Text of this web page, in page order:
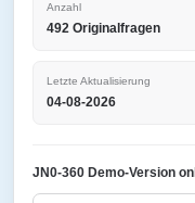
Anzahl
492 Originalfragen
Letzte Aktualisierung
04-08-2026
JN0-360 Demo-Version